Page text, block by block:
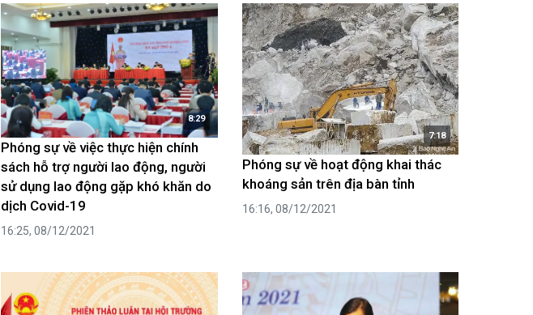
8:29
Phóng sự về việc thực hiện chính
sách hỗ trợ người lao động, người
sử dụng lao động gặp khó khăn do
dịch Covid-19
16:25, 08/12/2021
7:18
Phóng sự về hoạt động khai thác
khoáng sản trên địa bàn tỉnh
16:16, 08/12/2021